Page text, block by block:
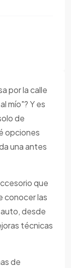
por la calle
mío"? Y es
de
opciones
una antes
que
conocer las
desde
técnicas
de